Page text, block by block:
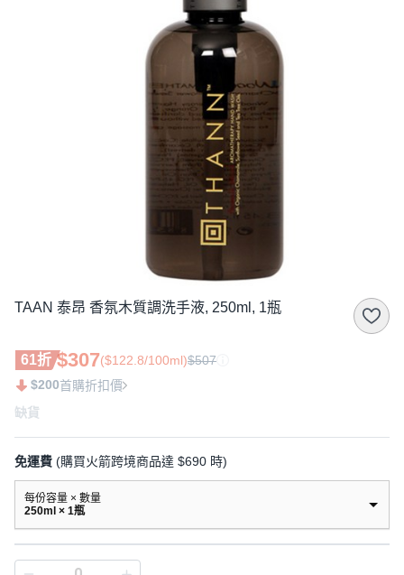
TAAN 泰昂 香氛木質調洗手液, 250ml, 1瓶
61折 $307($122.8/100ml)$507
$200首購折扣價
缺貨
免運費 (購買火箭跨境商品達 $690 時)
每份容量 × 數量
250ml × 1瓶